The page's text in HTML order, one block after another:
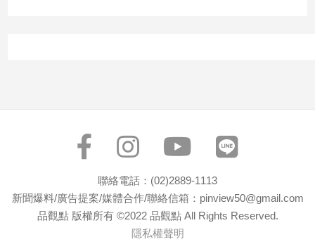
聯絡電話：(02)2889-1113
新聞爆料/廣告提案/媒體合作/聯絡信箱：pinview50@gmail.com
品觀點 版權所有 ©2022 品觀點 All Rights Reserved.
隱私權聲明